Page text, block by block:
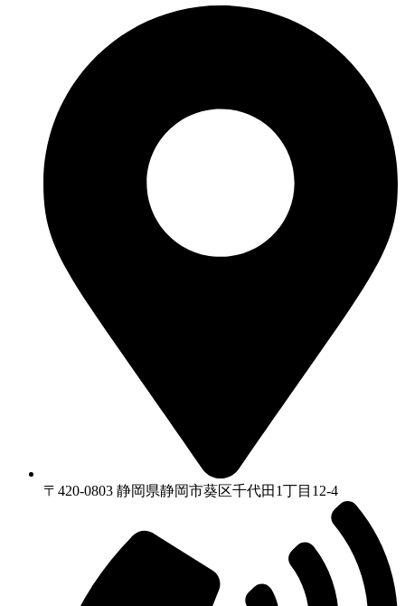
〒420-0803 静岡県静岡市葵区千代⽥1丁⽬12-4